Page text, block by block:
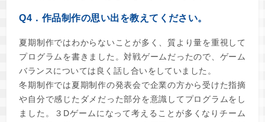
Q4．作品制作の思い出を教えてください。
夏期制作ではわからないことが多く、質より量を重視して
プログラムを書きました。対戦ゲームだったので、ゲーム
バランスについては良く話し合いをしていました。
冬期制作では夏期制作の発表会で企業の方から受けた指摘
や自分で感じたダメだった部分を意識してプログラムをし
ました。３Dゲームになって考えることが多くなりチーム